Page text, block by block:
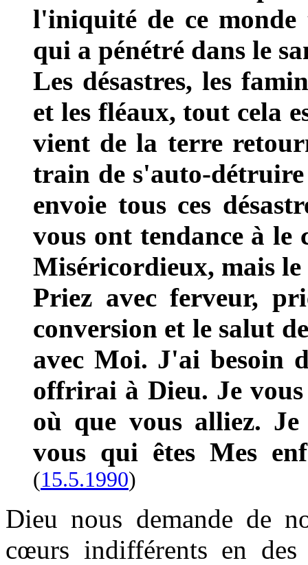
l'iniquité de ce monde
qui a pénétré dans le
Les désastres, les
et les fléaux, tout cela
vient de la terre
train de s'auto-
envoie tous ces
vous ont tendance à le
Miséricordieux, mais
Priez avec ferveur,
conversion et le salut
avec Moi. J'ai besoin
offrirai à Dieu. Je vous
où que vous alliez.
vous qui êtes Mes
(15.5.1990)
Dieu nous demande de
cœurs indifférents en